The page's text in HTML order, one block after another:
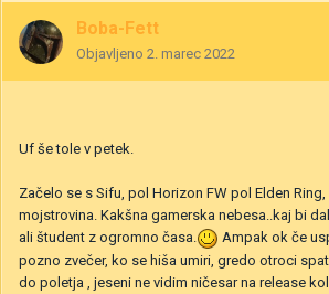
Boba-Fett
Objavljeno 2. marec 2022
Uf še tole v petek.
Začelo se s Sifu, pol Horizon FW pol Elden
mojstrovina. Kakšna gamerska nebesa..kaj bi
ali študent z ogromno časa.
Ampak ok če
pozno zvečer, ko se hiša umiri, gredo otroci
do poletja , jeseni ne vidim ničesar na release